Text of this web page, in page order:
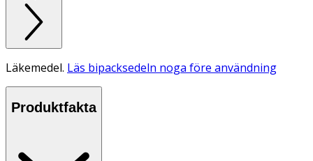
Läkemedel. Läs bipacksedeln noga före användning
Produktfakta